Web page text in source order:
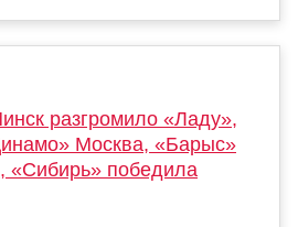
разгромило «Ладу»,
Москва, «Барыс»
«Сибирь» победила